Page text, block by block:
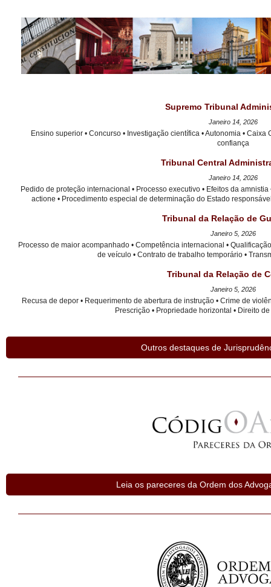
Supremo Tribunal
Janeiro 14, 2026
Ensino superior • Concurso • Investigação científica • Autonomia •
confiança
Tribunal Central
Janeiro 14, 2026
Pedido de proteção internacional • Processo executivo • Efeitos da
actione • Procedimento especial de determinação do Estado
Tribunal da Relação de
Janeiro 5, 2026
Processo de maior acompanhado • Competência internacional •
de veículo • Contrato de trabalho temporário •
Tribunal da Relação de
Janeiro 5, 2026
Recusa de depor • Requerimento de abertura de instrução • Crime de
Prescrição • Propriedade horizontal • Direito
Outros destaques de
Leia os pareceres da Ordem dos